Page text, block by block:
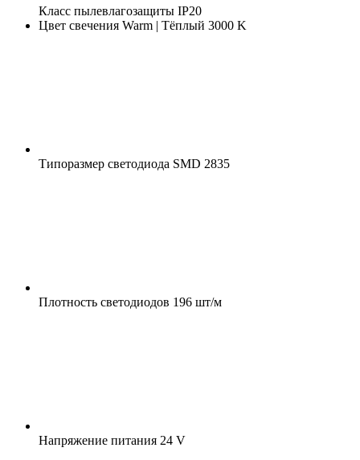
Класс пылевлагозащиты IP20
Цвет свечения Warm | Тёплый 3000 K
Типоразмер светодиода SMD 2835
Плотность светодиодов 196 шт/м
Напряжение питания 24 V